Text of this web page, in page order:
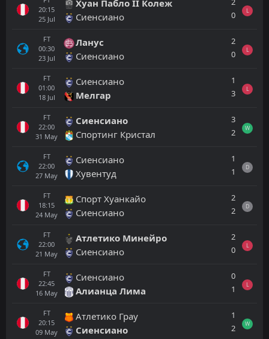
20:15
25 Jul
Хуан Пабло II Колеж
Сиенсиано
0
L
FT
00:30
23 Jul
Ланус
Сиенсиано
2
0
L
FT
01:00
18 Jul
Сиенсиано
Мелгар
1
3
L
FT
22:00
31 May
Сиенсиано
Спортинг Кристал
3
2
W
FT
22:00
27 May
Сиенсиано
Хувентуд
1
1
D
FT
18:15
24 May
Спорт Хуанкайо
Сиенсиано
2
2
D
FT
22:00
21 May
Атлетико Минейро
Сиенсиано
2
0
L
FT
22:45
16 May
Сиенсиано
Алианца Лима
0
1
L
FT
20:15
09 May
Атлетико Грау
Сиенсиано
1
2
W